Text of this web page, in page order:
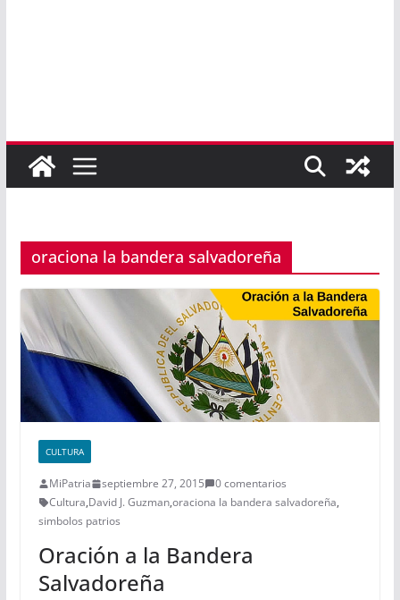
oraciona la bandera salvadoreña
CULTURA
MiPatria septiembre 27, 2015
0 comentarios
Cultura,David J. Guzman,oraciona la bandera salvadoreña,
simbolos patrios
Oración a la Bandera
Salvadoreña